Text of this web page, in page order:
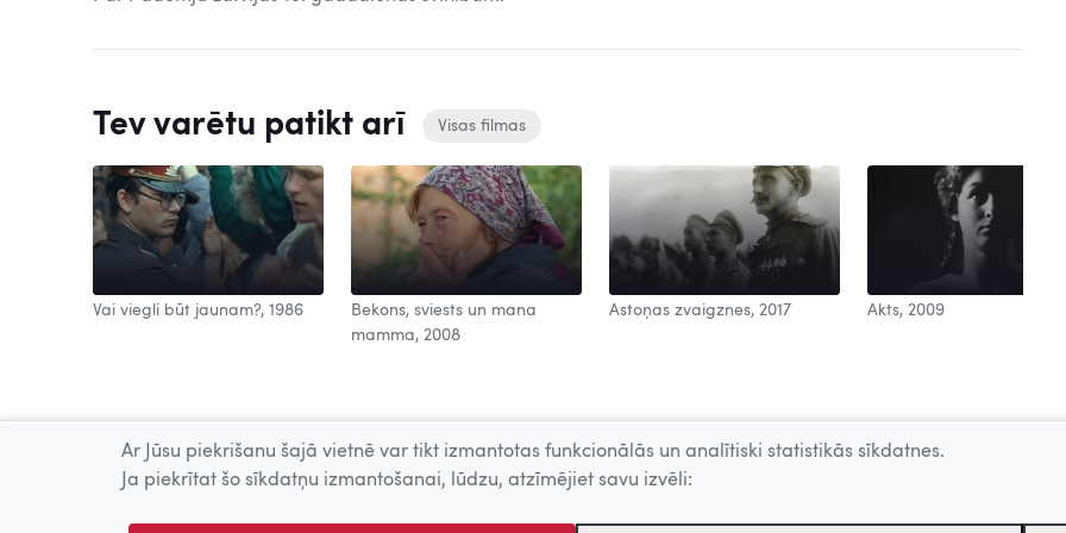
Tev varētu patikt arī Visas filmas
Vai viegli būt jaunam?, 1986
Bekons, sviests un mana
mamma, 2008
Astoņas zvaigznes, 2017 Akts, 2009
Ar Jūsu piekrišanu šajā vietnē var tikt izmantotas funkcionālās un analītiski statistikās sīkdatnes.
Ja piekrītat šo sīkdatņu izmantošanai, lūdzu, atzīmējiet savu izvēli: